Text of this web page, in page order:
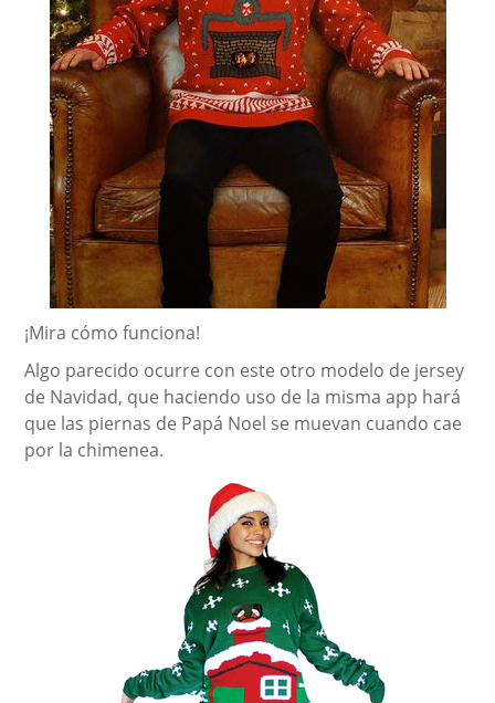
¡Mira cómo funciona!
Algo parecido ocurre con este otro modelo de jersey
de Navidad, que haciendo uso de la misma app hará
que las piernas de Papá Noel se muevan cuando cae
por la chimenea.